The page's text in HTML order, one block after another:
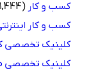
کسب و کار (1,444)
کسب و کار اینترنتی (492)
کلینیک تخصصی کسب
کلینیک تخصصی